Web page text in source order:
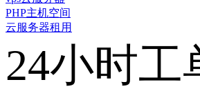
PHP主机空间
云服务器租用
24小时工